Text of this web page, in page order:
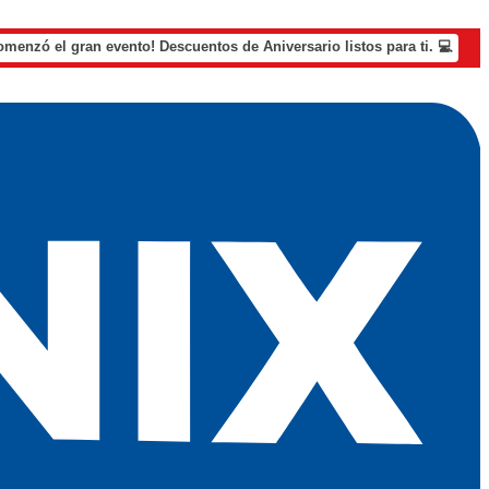
el gran evento! Descuentos de Aniversario listos para ti. 💻